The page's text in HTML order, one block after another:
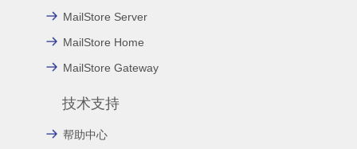
MailStore Server
MailStore Home
MailStore Gateway
技术支持
帮助中心